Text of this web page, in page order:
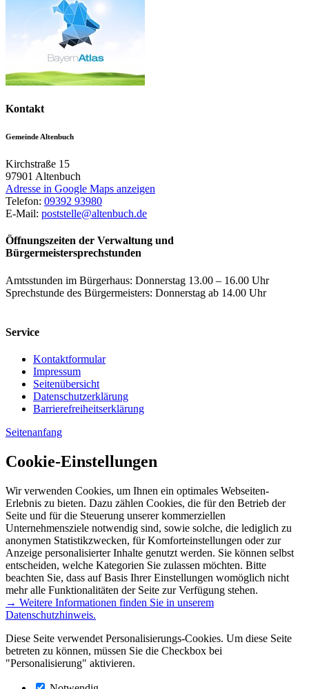
Kontakt
Gemeinde Altenbuch
Kirchstraße 15
97901 Altenbuch
Adresse in Google Maps anzeigen
Telefon: 09392 93980
E-Mail: poststelle@altenbuch.de
Öffnungszeiten der Verwaltung und
Bürgermeistersprechstunden
Amtsstunden im Bürgerhaus: Donnerstag 13.00 – 16.00 Uhr
Sprechstunde des Bürgermeisters: Donnerstag ab 14.00 Uhr
Service
Kontaktformular
Impressum
Seitenübersicht
Datenschutzerklärung
Barrierefreiheitserklärung
Seitenanfang
Cookie-Einstellungen
Wir verwenden Cookies, um Ihnen ein optimales Webseiten-
Erlebnis zu bieten. Dazu zählen Cookies, die für den Betrieb der
Seite und für die Steuerung unserer kommerziellen
Unternehmensziele notwendig sind, sowie solche, die lediglich zu
anonymen Statistikzwecken, für Komforteinstellungen oder zur
Anzeige personalisierter Inhalte genutzt werden. Sie können selbst
entscheiden, welche Kategorien Sie zulassen möchten. Bitte
beachten Sie, dass auf Basis Ihrer Einstellungen womöglich nicht
mehr alle Funktionalitäten der Seite zur Verfügung stehen.
→ Weitere Informationen finden Sie in unserem
Datenschutzhinweis.
Diese Seite verwendet Personalisierungs-Cookies. Um diese Seite
betreten zu können, müssen Sie die Checkbox bei
"Personalisierung" aktivieren.